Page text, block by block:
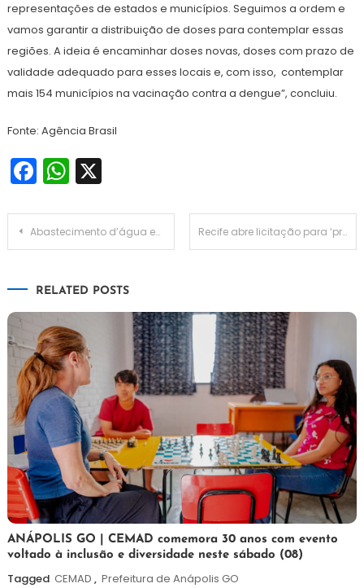
representações de estados e municípios. Seguimos a ordem e
vamos garantir a distribuição de doses para contemplar essas
regiões. A ideia é encaminhar doses novas, doses com prazo de
validade adequado para esses locais e, com isso, contemplar
mais 154 municípios na vacinação contra a dengue”, concluiu.
Fonte: Agência Brasil
Facebook
WhatsApp
X
Navegação
Abastecimento d’água em 30 cidades do RN só será retomado nesta quinta Recife abre licitação para ‘privatizar’ gestão de quatro parques; entenda como vai funcionar
RELATED POSTS
7
de
agosto
Maurilio
ANÁPOLIS GO | CEMAD comemora 30 anos com evento
voltado à inclusão e diversidade neste sábado (08)
Tagged CEMAD , Prefeitura de Anápolis GO